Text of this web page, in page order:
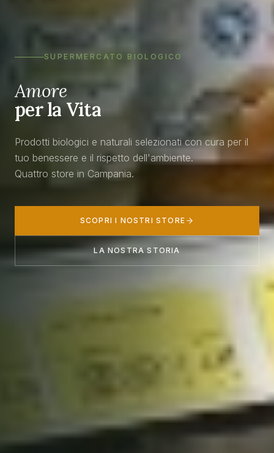
SUPERMERCATO BIOLOGICO
Amore
per la Vita
Prodotti biologici e naturali selezionati con cura per il
tuo benessere e il rispetto dell'ambiente.
Quattro store in Campania.
SCOPRI I NOSTRI STORE
LA NOSTRA STORIA